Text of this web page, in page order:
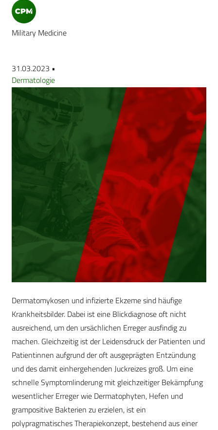
Military Medicine
31.03.2023 •
Dermatologie
Dermatomykosen und infizierte Ekzeme sind häufige
Krankheitsbilder. Dabei ist eine Blickdiagnose oft nicht
ausreichend, um den ursächlichen Erreger ausfindig zu
machen. Gleichzeitig ist der Leidensdruck der Patienten und
Patientinnen aufgrund der oft ausgeprägten Entzündung
und des damit einhergehenden Juckreizes groß. Um eine
schnelle Symptomlinderung mit gleichzeitiger Bekämpfung
wesentlicher Erreger wie Dermatophyten, Hefen und
grampositive Bakterien zu erzielen, ist ein
polypragmatisches Therapiekonzept, bestehend aus einer